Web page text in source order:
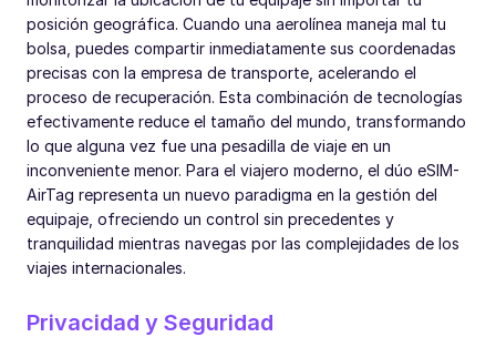
posición geográfica. Cuando una aerolínea maneja mal tu
bolsa, puedes compartir inmediatamente sus coordenadas
precisas con la empresa de transporte, acelerando el
proceso de recuperación. Esta combinación de tecnologías
efectivamente reduce el tamaño del mundo, transformando
lo que alguna vez fue una pesadilla de viaje en un
inconveniente menor. Para el viajero moderno, el dúo eSIM-
AirTag representa un nuevo paradigma en la gestión del
equipaje, ofreciendo un control sin precedentes y
tranquilidad mientras navegas por las complejidades de los
viajes internacionales.
Privacidad y Seguridad